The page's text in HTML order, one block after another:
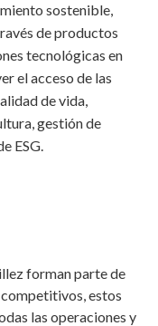
sostenible,
de productos
tecnológicas en
el acceso de las
de vida,
gestión de
ESG.
forman parte de
estos
las operaciones y